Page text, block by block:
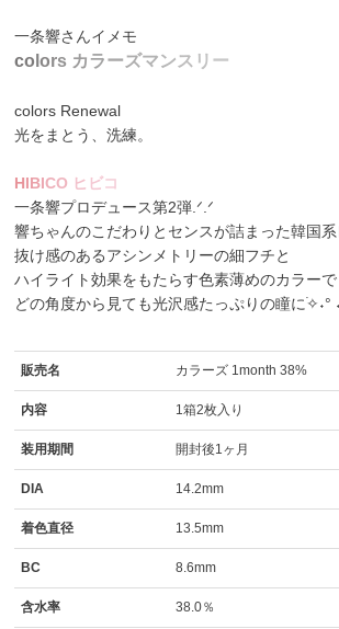
一条響さんイメモ
co ors カ ラーズマン ス リ ー
colors Renewal
光をまとう、洗練。
HIBICO ヒ ビコ
一条響プロデュース第2弾.ᐟ.ᐟ
響ちゃんのこだわりとセンスが詰まった韓国
抜け感のあるアシンメトリーの細フチと
ハイライト効果をもたらす色素薄めのカラーで
どの角度から見ても光沢感たっぷりの瞳に࣪✧˖° ˖
販売名 カラーズ 1month 38%
内容 1箱2枚入り
装用期間 開封後1ヶ月
DIA 14.2mm
着色直径 13.5mm
BC 8.6mm
含水率 38.0％